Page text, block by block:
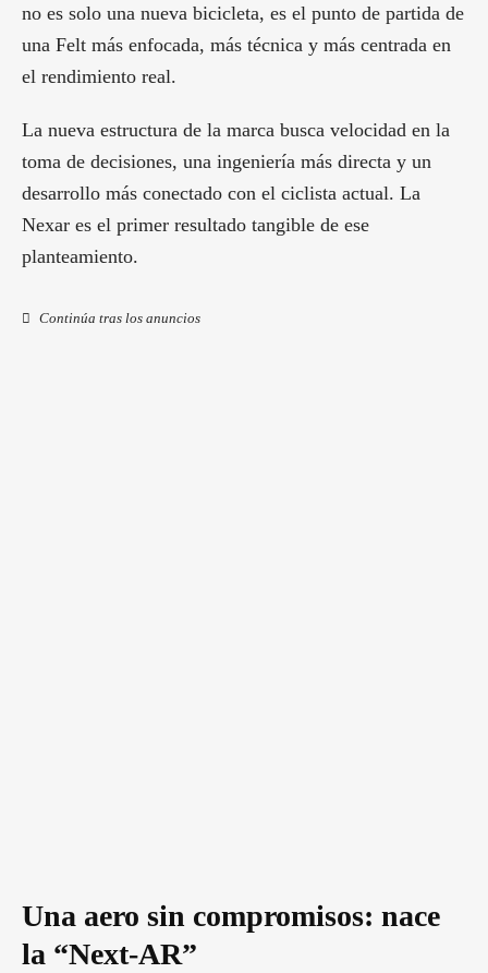
no es solo una nueva bicicleta, es el punto de partida de
una Felt más enfocada, más técnica y más centrada en
el rendimiento real.
La nueva estructura de la marca busca velocidad en la
toma de decisiones, una ingeniería más directa y un
desarrollo más conectado con el ciclista actual. La
Nexar es el primer resultado tangible de ese
planteamiento.
Continúa tras los anuncios
Una aero sin compromisos: nace
la “Next-AR”